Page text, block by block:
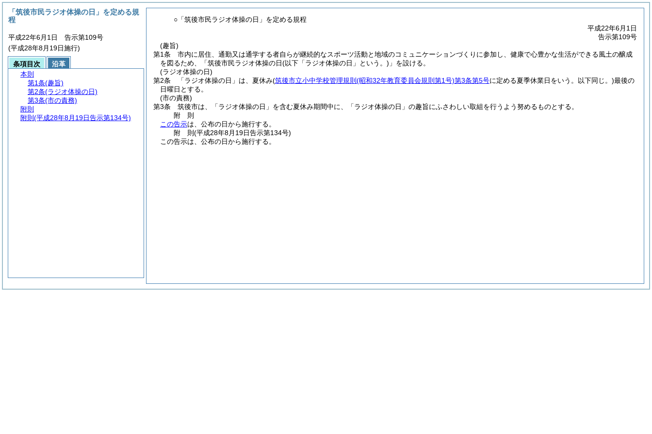
○「筑後市民ラジオ体操の日」を定める規程
平成22年6月1日
告示第109号
(趣旨)
第1条
市内に居住、通勤又は通学する者自らが継続的なスポーツ活動と地域のコミュニケーションづくりに参加し、健康で心豊かな生活ができる風土の醸成
を図るため、「筑後市民ラジオ体操の日(以下「ラジオ体操の日」という。) 」を設ける。
(ラジオ体操の日)
第2条
「ラジオ体操の日」は、夏休み(筑後市立小中学校管理規則 (昭和32年教育委員会規則第1号)第3条第5号に定める夏季休業日をいう。以下同じ。)最後の
日曜日とする。
(市の責務)
第3条
筑後市は、「ラジオ体操の日」を含む夏休み期間中に、「ラジオ体操の日」の趣旨にふさわしい取組を行うよう努めるものとする。
附 則
この告示は、公布の日から施行する。
附 則(平成28年8月19日告示第134号)
この告示は、公布の日から施行する。
「筑後市民ラジオ体操の日」を定める規
程
平成22年6月1日 告示第109号
(平成28年8月19日施行)
条項目次
沿革
本則
第1条(趣旨)
第2条(ラジオ体操の日)
第3条(市の責務)
附則
附則 (平成28年8月19日告示第134号)